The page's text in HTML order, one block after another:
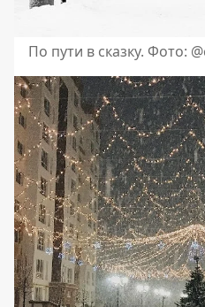
По пути в сказку. Фото: